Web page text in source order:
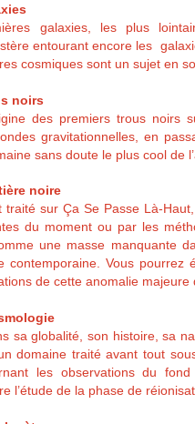
galaxies, les plus
entourant encore les
cosmiques sont un sujet en
noirs
des premiers trous noirs
gravitationnelles, en
sans doute le plus cool de
noire
traité sur Ça Se Passe Là-
du moment ou par les
une masse manquante
contemporaine. Vous
de cette anomalie
sa globalité, son histoire, sa
domaine traité avant tout
les observations du
l’étude de la phase de